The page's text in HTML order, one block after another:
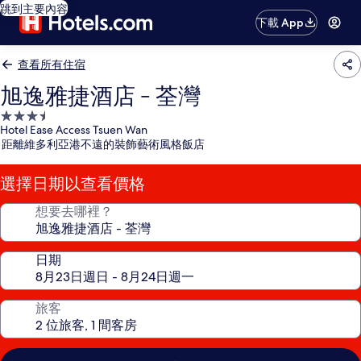
跳到主要內容
下載 App
查看所有住宿
旭逸雅捷酒店 - 荃灣
3.5
星
級
住
宿
Hotel Ease Access Tsuen Wan
距離維多利亞港不遠的裝飾藝術風格飯店
選擇日期以查看價格
想要去哪裡？
日期
旅客